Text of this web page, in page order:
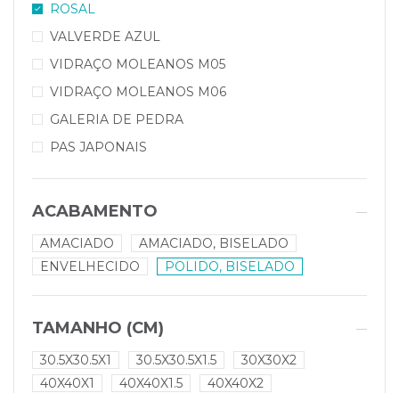
ROSAL
VALVERDE AZUL
VIDRAÇO MOLEANOS M05
VIDRAÇO MOLEANOS M06
GALERIA DE PEDRA
PAS JAPONAIS
ACABAMENTO
AMACIADO
AMACIADO, BISELADO
ENVELHECIDO
POLIDO, BISELADO
TAMANHO (CM)
30.5X30.5X1 30.5X30.5X1.5
30X30X2
40X40X1
40X40X1.5
40X40X2